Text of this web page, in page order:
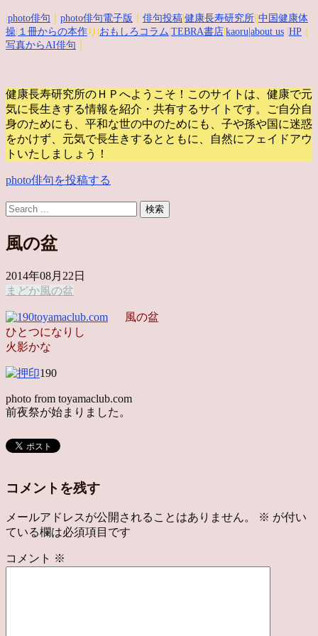
photo俳句 photo俳句電子版 俳句投稿 健康長寿研究所 中国健康体
操 １冊からの本作 り| おもしろコラム TEBRA書店 kaoru |about us HP
写真からAI俳句
健康長寿研究所のＨＰへようこそ！このサイトは、健康で元
気に長生きする情報を紹介・共有するサイトです。
ご自分自
身のためにも、平和な世の中のためにも、子や孫や国に迷惑
をかけず、元気で長生きするとともに、自然にフェイドアウ
トいたしましょう！
photo俳句を投稿する
風の盆
2014年08月22日
まどか風の盆
風の盆
ひとつになりし
火影かな
190
photo from toyamaclub.com
前夜祭が始まりました。
コメントを残す
メールアドレスが公開されることはありません。 ※ が付い
ている欄は必須項目です
コメント ※